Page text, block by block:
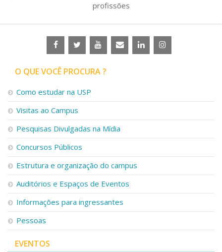
profissões
O QUE VOCÊ PROCURA ?
Como estudar na USP
Visitas ao Campus
Pesquisas Divulgadas na Mídia
Concursos Públicos
Estrutura e organização do campus
Auditórios e Espaços de Eventos
Informações para ingressantes
Pessoas
EVENTOS